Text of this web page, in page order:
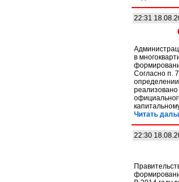
22:31
в
Согласно п.
Читать
22:30